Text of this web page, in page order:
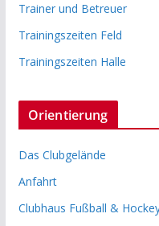
Trainer und Betreuer
Trainingszeiten Feld
Trainingszeiten Halle
Orientierung
Das Clubgelände
Anfahrt
Clubhaus Fußball &